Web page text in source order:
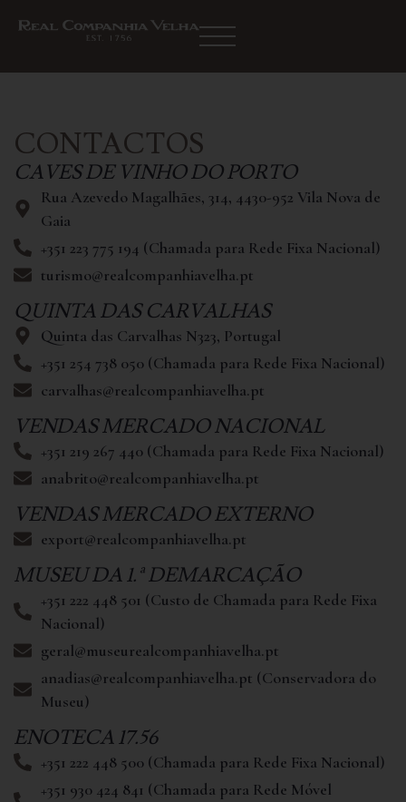
CONTACTOS
CAVES DE VINHO DO PORTO
Rua Azevedo Magalhães, 314, 4430-952 Vila Nova de
Gaia
+351 223 775 194 (Chamada para Rede Fixa Nacional)
turismo@realcompanhiavelha.pt
QUINTA DAS CARVALHAS
Quinta das Carvalhas N323, Portugal
+351 254 738 050 (Chamada para Rede Fixa Nacional)
carvalhas@realcompanhiavelha.pt
VENDAS MERCADO NACIONAL
+351 219 267 440 (Chamada para Rede Fixa Nacional)
anabrito@realcompanhiavelha.pt
VENDAS MERCADO EXTERNO
export@realcompanhiavelha.pt
MUSEU DA 1.ª DEMARCAÇÃO
+351 222 448 501 (Custo de Chamada para Rede Fixa
Nacional)
geral@museurealcompanhiavelha.pt
anadias@realcompanhiavelha.pt (Conservadora do
Museu)
ENOTECA 17.56
+351 222 448 500 (Chamada para Rede Fixa Nacional)
+351 930 424 841 (Chamada para Rede Móvel